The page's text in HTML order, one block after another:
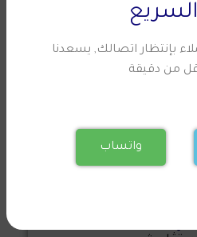
بإنتظار اتصالك, يسعدنا
من دقيقة
واتساب
حائل
موقعنا